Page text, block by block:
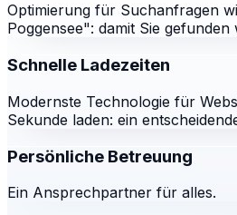
Optimierung für Suchanfragen
Poggensee": damit Sie
Schnelle Ladezeiten
Modernste Technologie für
Sekunde laden: ein
Persönliche Betreuung
Ein Ansprechpartner für alles.